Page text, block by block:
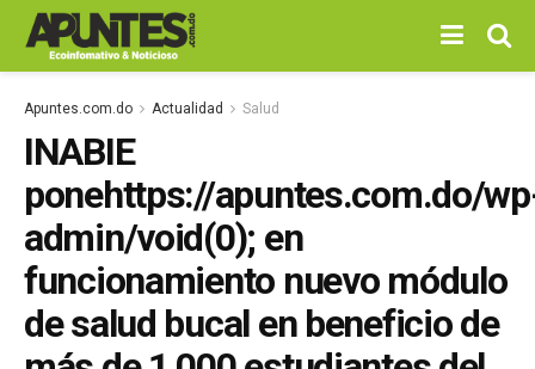
Apuntes.com.do Actualidad Salud
INABIE
ponehttps://apuntes.com.do/
admin/void(0); en
funcionamiento nuevo módulo
de salud bucal en beneficio de